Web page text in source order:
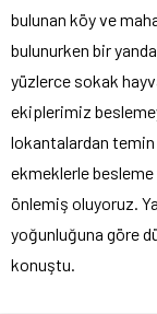
bulunan köy ve
bulunurken bir
yüzlerce sokak
ekiplerimiz
lokantalardan temin
ekmeklerle
önlemiş oluyoruz.
yoğunluğuna göre
konuştu.